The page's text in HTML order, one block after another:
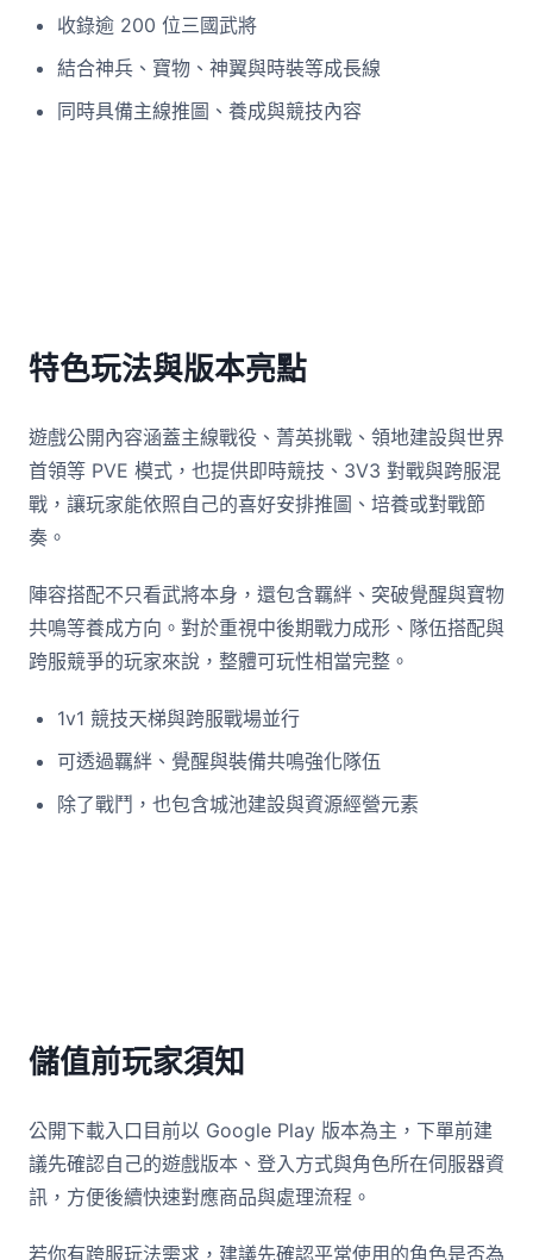
收錄逾 200 位三國武將
結合神兵、寶物、神翼與時裝等成長線
同時具備主線推圖、養成與競技內容
特色玩法與版本亮點
遊戲公開內容涵蓋主線戰役、菁英挑戰、領地建設與世界
首領等 PVE 模式，也提供即時競技、3V3 對戰與跨服混
戰，讓玩家能依照自己的喜好安排推圖、培養或對戰節
奏。
陣容搭配不只看武將本身，還包含羈絆、突破覺醒與寶物
共鳴等養成方向。對於重視中後期戰力成形、隊伍搭配與
跨服競爭的玩家來說，整體可玩性相當完整。
1v1 競技天梯與跨服戰場並行
可透過羈絆、覺醒與裝備共鳴強化隊伍
除了戰鬥，也包含城池建設與資源經營元素
儲值前玩家須知
公開下載入口目前以 Google Play 版本為主，下單前建
議先確認自己的遊戲版本、登入方式與角色所在伺服器資
訊，方便後續快速對應商品與處理流程。
若你有跨服玩法需求，建議先確認平常使用的角色是否為